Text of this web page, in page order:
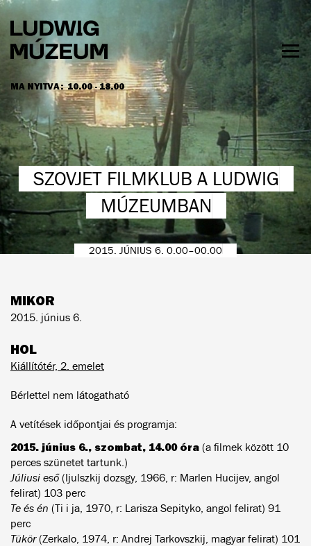
Ugrás
tartalomra
MA NYITVA: 10.00 - 18.00
NYITVATARTÁS ÉS JEGYÁRAK
SZOVJET FILMKLUB A LUDWIG
MÚZEUMBAN
2015. JÚNIUS 6. 0.00–00.00
MIKOR
2015. június 6.
HOL
Kiállítótér, 2. emelet
Bérlettel nem látogatható
A vetítések időpontjai és programja:
2015. június 6., szombat, 14.00 óra (a filmek között 10
perces szünetet tartunk.)
Júliusi eső(Ijulszkij dozsgy, 1966, r: Marlen Hucijev, angol
felirat) 103 perc
Te és én (Ti i ja, 1970, r: Larisza Sepityko, angol felirat) 91
perc
Tükör(Zerkalo, 1974, r: Andrej Tarkovszkij, magyar felirat) 101